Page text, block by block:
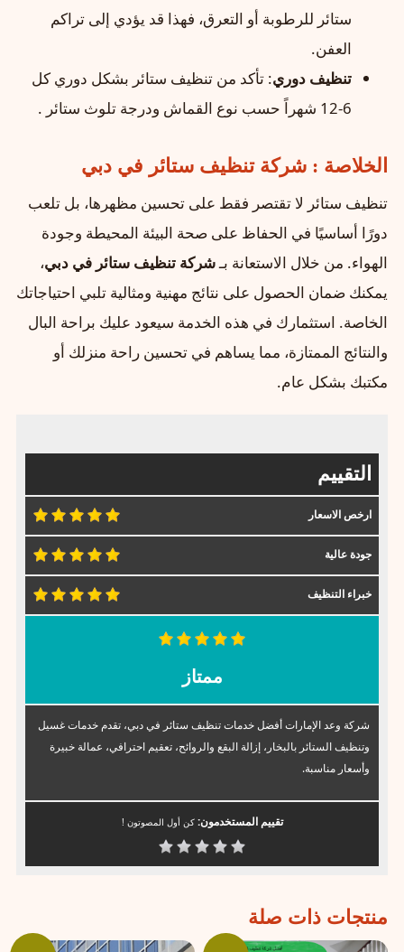
ستائر للرطوبة أو التعرق، فهذا قد يؤدي إلى تراكم
العفن.
تنظيف دوري: تأكد من تنظيف ستائر بشكل دوري كل
6-12 شهراً حسب نوع القماش ودرجة تلوث ستائر .
الخلاصة : شركة تنظيف ستائر في دبي
تنظيف ستائر لا تقتصر فقط على تحسين مظهرها، بل تلعب
دورًا أساسيًا في الحفاظ على صحة البيئة المحيطة وجودة
الهواء. من خلال الاستعانة بـشركة تنظيف ستائر في دبي،
يمكنك ضمان الحصول على نتائج مهنية ومثالية تلبي احتياجاتك
الخاصة. استثمارك في هذه الخدمة سيعود عليك براحة البال
والنتائج الممتازة، مما يساهم في تحسين راحة منزلك أو
مكتبك بشكل عام.
التقييم
ارخص الاسعار
جودة عالية
خبراء التنظيف
ممتاز
شركة وعد الإمارات أفضل خدمات تنظيف ستائر في دبي، تقدم خدمات غسيل
وتنظيف الستائر بالبخار، إزالة البقع والروائح، تعقيم احترافي، عمالة خبيرة
وأسعار مناسبة.
تقييم المستخدمون:كن أول المصوتون !
منتجات ذات صلة